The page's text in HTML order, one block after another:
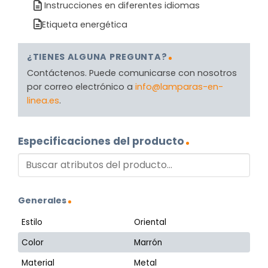
Instrucciones en diferentes idiomas
Etiqueta energética
¿TIENES ALGUNA PREGUNTA?
Contáctenos. Puede comunicarse con nosotros
por correo electrónico a info@lamparas-en-
linea.es.
Especificaciones del producto
Generales
Estilo
Oriental
Color
Marrón
Material
Metal